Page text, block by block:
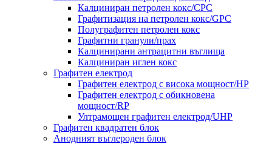
Калциниран петролен кокс/CPC
Графитизация на петролен кокс/GPC
Полуграфитен петролен кокс
Графитни гранули/прах
Калцинирани антрацитни въглища
Калциниран иглен кокс
Графитен електрод
Графитен електрод с висока мощност/HP
Графитен електрод с обикновена
мощност/RP
Ултрамощен графитен електрод/UHP
Графитен квадратен блок
Анодният въглероден блок